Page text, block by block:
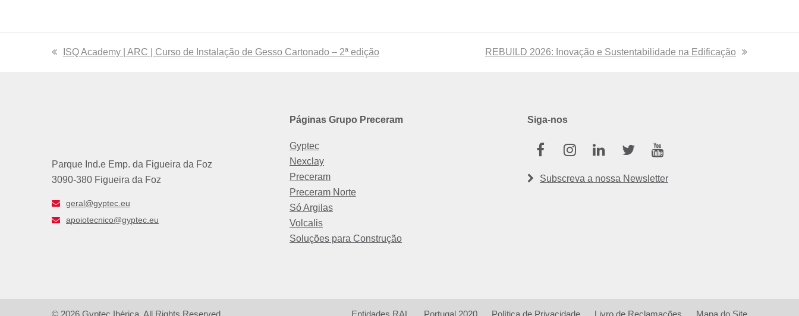
previous
ISQ Academy | ARC | Curso de Instalação de Gesso Cartonado – 2ª edição
next
REBUILD 2026: Inovação e Sustentabilidade na Edificação
Parque Ind.e Emp. da Figueira da Foz
3090-380 Figueira da Foz
geral@gyptec.eu
apoiotecnico@gyptec.eu
Páginas Grupo Preceram
Gyptec
Nexclay
Preceram
Preceram Norte
Só Argilas
Volcalis
Soluções para Construção
Siga-nos
Facebook
InstagramLinkedinTwitter
Subscreva a nossa Newsletter
© 2026 Gyptec Ibérica. All Rights Reserved. Entidades RAL Portugal 2020 Política de Privacidade Livro de Reclamações Mapa do Site